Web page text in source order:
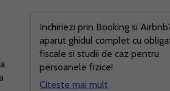
Inchiriezi prin Booking si
aparut ghidul complet cu
fiscale si studii de caz pentru
persoanele fizice!
Citeste mai mult